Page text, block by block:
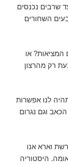
שרבים נכנסים
השחורים
או
רק מהרצון
לנו אפשרות
וגם נגרום
וארא אנו
היסטוריה